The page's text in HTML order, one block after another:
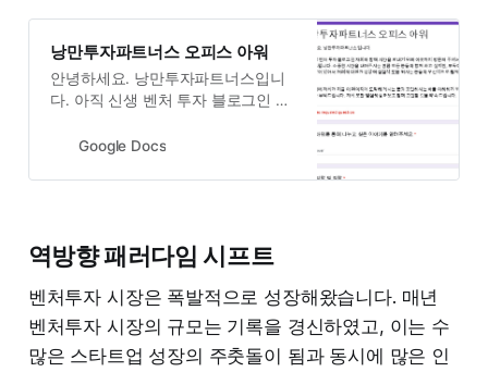
낭만투자파트너스 오피스 아워
안녕하세요. 낭만투자파트너스입니
다. 아직 신생 벤처 투자 블로그인 저
까지 방문해 주셔서 진심으로 감사드
되시는 팀들과 우선적으로 뵙게 되었
습니다. 뵙기 이전에 저희가 지금 이
페이지에 도착해 계시는 분과 고민하
시는 바를 이해하기 위해 몇가지 질
문을 부탁드립니다. 저희 또한 열심
히 살펴보고 함께 고민할 것을 약속
Google Docs
역방향 패러다임 시프트
벤처투자 시장은 폭발적으로 성장해왔습니다. 매년
벤처투자 시장의 규모는 기록을 경신하였고, 이는 수
많은 스타트업 성장의 주춧돌이 됨과 동시에 많은 인